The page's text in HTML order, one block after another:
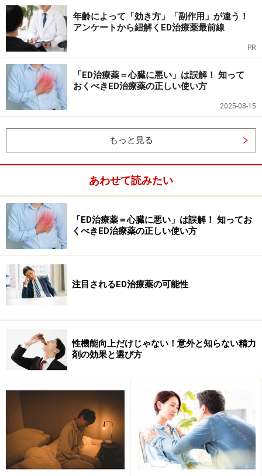
・「非常に一方的である」＝6.9％
・「やや一方的である」＝25.5％
・「どちらともいえない」」＝29.8％
・「まったく一方的でない」＝14.1％
という結果でした。
「希望」や「一方的」の内容は前戯や後戯、挿入などに
かける時間の長さや体位の数などを含みます。ここまで
の結果で浮き彫りになるのは、性的にアクティブで健康
な女性のほとんどがパートナーとのコミュニケーション
を深めることで、よりよい性生活の実現を望んでいると
いう実態です。
比較的たやすく分かるパートナーの状態
EDに対する女性の理解や優しさが中折れに見舞われたパート
ナーを救う
しかし、現実には男女のコミュニケーションを妨げる
数々の問題が立ちはだかります。解決すべき問題は男女
年齢によって「効き方」「副作用」が違う！
アンケートから紐解くED治療薬最前線
PR
「ED治療薬＝心臓に悪い」は誤解！ 知って
おくべきED治療薬の正しい使い方
2025-08-15
もっと見る
あわせて読みたい
「ED治療薬＝心臓に悪い」は誤解！ 知ってお
くべきED治療薬の正しい使い方
注目されるED治療薬の可能性
性機能向上だけじゃない！意外と知らない精力
剤の効果と選び方